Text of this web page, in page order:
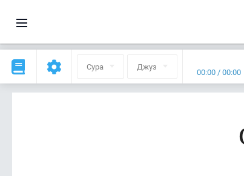
Сура Джуз 00:00 /00:00